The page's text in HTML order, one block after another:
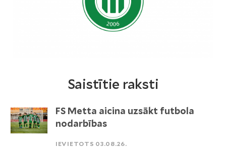
Saistītie raksti
FS Metta aicina uzsākt futbola
nodarbības
IEVIETOTS 03.08.26.